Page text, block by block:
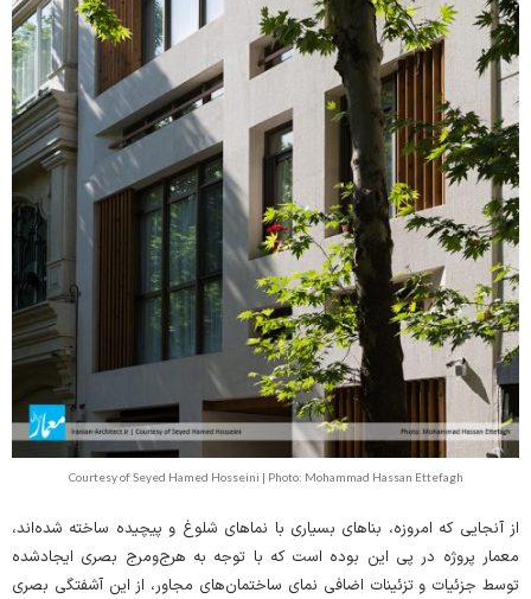
Courtesy of Seyed Hamed Hosseini | Photo: Mohammad Hassan Ettefagh
از آنجایی که امروزه، بناهای بسیاری با نماهای شلوغ و پیچیده ساخته شده‌اند،
معمار پروژه در پی این بوده است که با توجه به هرج‌ومرج بصری ایجادشده
توسط جزئیات و تزئینات اضافی نمای ساختمان‌های مجاور، از این آشفتگی بصری